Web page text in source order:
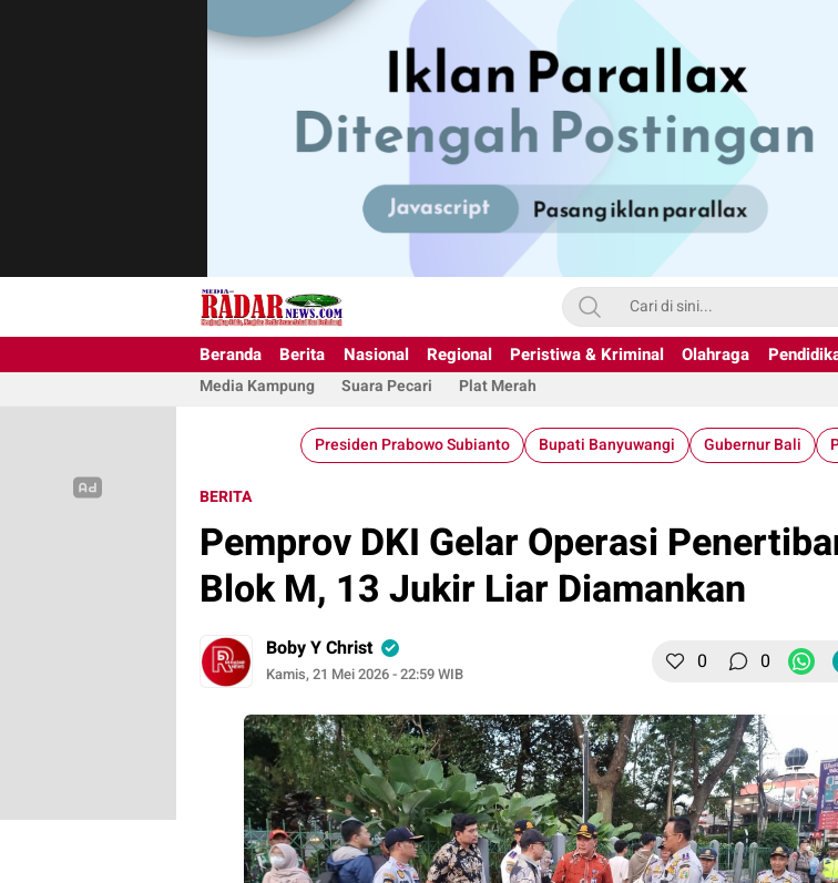
Beranda Berita Nasional Regional Peristiwa & Kriminal Olahraga
Media Kampung Suara Pecari Plat Merah
Presiden Prabowo Subianto Bupati Banyuwangi Gubernur Bali
BERITA
Pemprov DKI Gelar Operasi
Blok M, 13 Jukir Liar Diamankan
Boby Y Christ
Kamis, 21 Mei 2026 - 22:59 WIB 0 0